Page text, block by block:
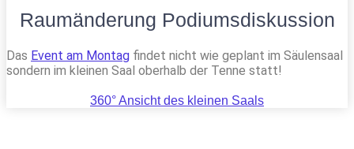
Raumänderung Podiumsdiskussion
Das Event am Montag findet nicht wie geplant im Säulensaal
sondern im kleinen Saal oberhalb der Tenne statt!
360° Ansicht des kleinen Saals